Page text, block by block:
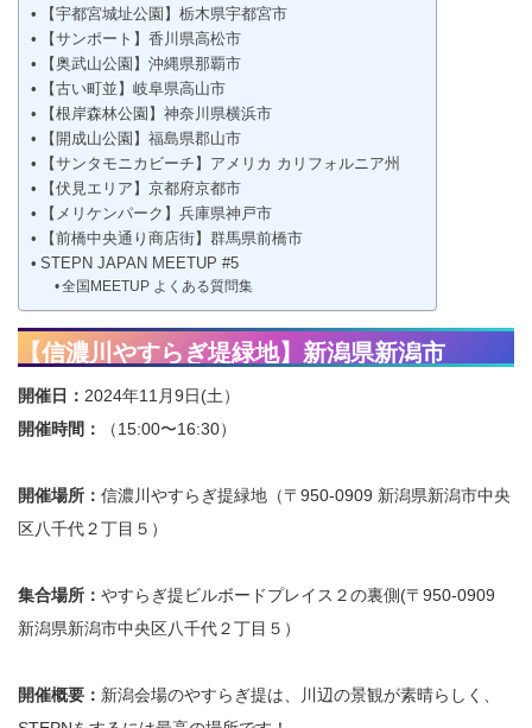
【宇都宮城址公園】栃木県宇都宮市
【サンポート】香川県高松市
【奥武山公園】沖縄県那覇市
【古い町並】岐阜県高山市
【根岸森林公園】神奈川県横浜市
【開成山公園】福島県郡山市
【サンタモニカビーチ】アメリカ カリフォルニア州
【伏見エリア】京都府京都市
【メリケンパーク】兵庫県神戸市
【前橋中央通り商店街】群馬県前橋市
STEPN JAPAN MEETUP #5
全国MEETUP よくある質問集
【信濃川やすらぎ堤緑地】新潟県新潟市
開催日： 2024年11月9日(土）
開催時間：
（15:00〜16:30）
開催場所： 信濃川やすらぎ提緑地（〒950-0909 新潟県新潟市中央
区八千代２丁目５）
集合場所： やすらぎ提ビルボードプレイス２の裏側(〒950-0909
新潟県新潟市中央区八千代２丁目５）
開催概要： 新潟会場のやすらぎ提は、川辺の景観が素晴らしく、